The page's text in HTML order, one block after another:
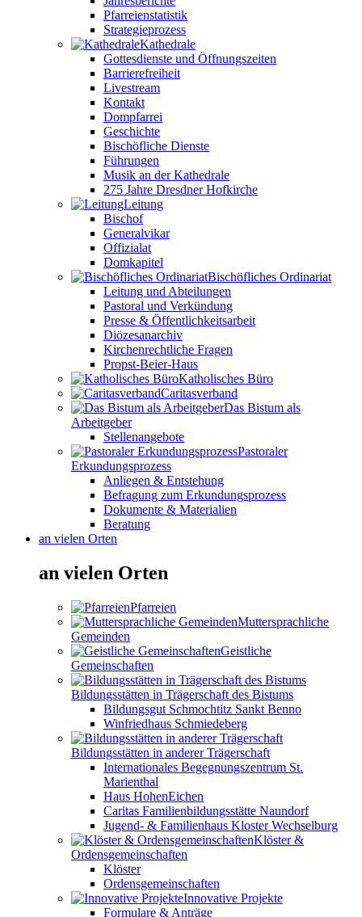
Pfarreienstatistik
Strategieprozess
Kathedrale
Gottesdienste und Öffnungszeiten
Barrierefreiheit
Livestream
Kontakt
Dompfarrei
Geschichte
Bischöfliche Dienste
Führungen
Musik an der Kathedrale
275 Jahre Dresdner Hofkirche
Leitung
Bischof
Generalvikar
Offizialat
Domkapitel
Bischöfliches Ordinariat
Leitung und Abteilungen
Pastoral und Verkündung
Presse & Öffentlichkeitsarbeit
Diözesanarchiv
Kirchenrechtliche Fragen
Propst-Beier-Haus
Katholisches Büro
Caritasverband
Das Bistum als
Arbeitgeber
Stellenangebote
Pastoraler
Erkundungsprozess
Anliegen & Entstehung
Befragung zum Erkundungsprozess
Dokumente & Materialien
Beratung
an vielen Orten
an vielen Orten
Pfarreien
Muttersprachliche
Gemeinden
Geistliche
Gemeinschaften
Bildungsstätten in Trägerschaft des Bistums
Bildungsgut Schmochtitz Sankt Benno
Winfriedhaus Schmiedeberg
Bildungsstätten in anderer Trägerschaft
Internationales Begegnungszentrum St.
Marienthal
Haus HohenEichen
Caritas Familienbildungsstätte Naundorf
Jugend- & Familienhaus Kloster Wechselburg
Klöster &
Ordensgemeinschaften
Klöster
Ordensgemeinschaften
Innovative Projekte
Formulare & Anträge